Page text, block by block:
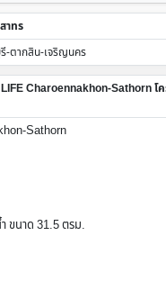
าทร
-ตากสิน-เจริญนคร
Charoennakhon-Sathorn โค
Sathorn
ขนาด 31.5 ตรม.